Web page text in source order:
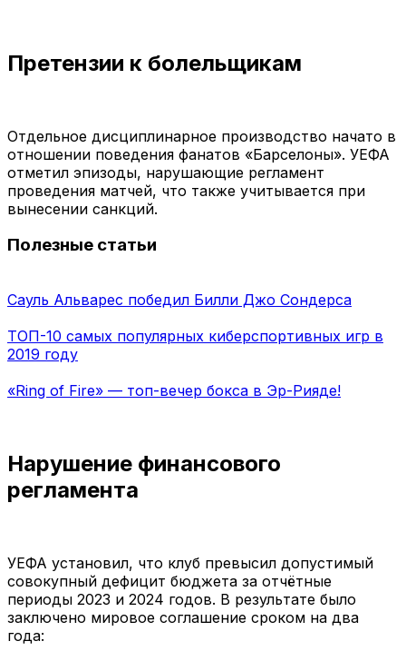
Претензии к болельщикам
Отдельное дисциплинарное производство начато в
отношении поведения фанатов «Барселоны». УЕФА
отметил эпизоды, нарушающие регламент
проведения матчей, что также учитывается при
вынесении санкций.
Полезные статьи
Сауль Альварес победил Билли Джо Сондерса
ТОП-10 самых популярных киберспортивных игр в
2019 году
«Ring of Fire» — топ-вечер бокса в Эр-Рияде!
Нарушение финансового
регламента
УЕФА установил, что клуб превысил допустимый
совокупный дефицит бюджета за отчётные
периоды 2023 и 2024 годов. В результате было
заключено мировое соглашение сроком на два
года: